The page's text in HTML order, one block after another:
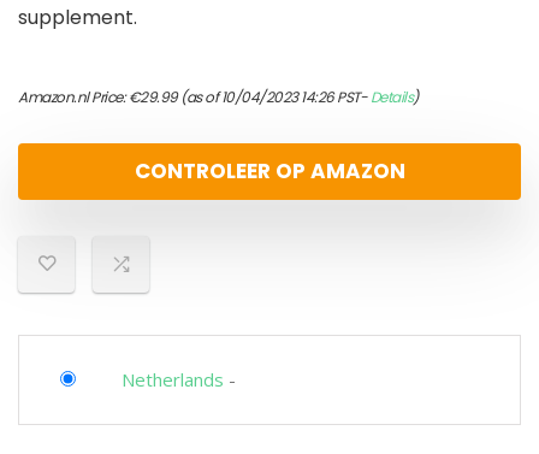
supplement.
Amazon.nl Price:€29.99(as of 10/04/2023 14:26 PST-Details)
CONTROLEER OP AMAZON
Netherlands -